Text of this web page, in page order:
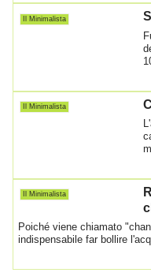
Il Minimalista
Il Minimalista
Il Minimalista
Poiché viene chiamato
indispensabile far bollire